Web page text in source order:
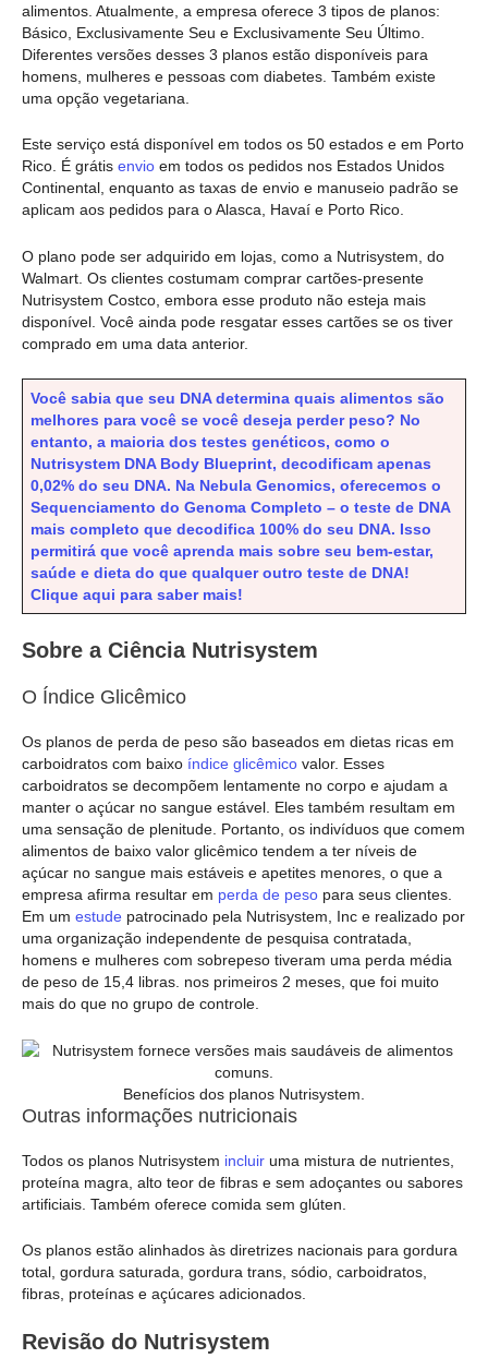
alimentos. Atualmente, a empresa oferece 3 tipos de planos:
Básico, Exclusivamente Seu e Exclusivamente Seu Último.
Diferentes versões desses 3 planos estão disponíveis para
homens, mulheres e pessoas com diabetes. Também existe
uma opção vegetariana.
Este serviço está disponível em todos os 50 estados e em Porto
Rico. É grátis envio em todos os pedidos nos Estados Unidos
Continental, enquanto as taxas de envio e manuseio padrão se
aplicam aos pedidos para o Alasca, Havaí e Porto Rico.
O plano pode ser adquirido em lojas, como a Nutrisystem, do
Walmart. Os clientes costumam comprar cartões-presente
Nutrisystem Costco, embora esse produto não esteja mais
disponível. Você ainda pode resgatar esses cartões se os tiver
comprado em uma data anterior.
Você sabia que seu DNA determina quais alimentos são
melhores para você se você deseja perder peso? No
entanto, a maioria dos testes genéticos, como o
Nutrisystem DNA Body Blueprint, decodificam apenas
0,02% do seu DNA. Na Nebula Genomics, oferecemos o
Sequenciamento do Genoma Completo – o teste de DNA
mais completo que decodifica 100% do seu DNA. Isso
permitirá que você aprenda mais sobre seu bem-estar,
saúde e dieta do que qualquer outro teste de DNA!
Clique aqui para saber mais!
Sobre a Ciência Nutrisystem
O Índice Glicêmico
Os planos de perda de peso são baseados em dietas ricas em
carboidratos com baixo índice glicêmico valor. Esses
carboidratos se decompõem lentamente no corpo e ajudam a
manter o açúcar no sangue estável. Eles também resultam em
uma sensação de plenitude. Portanto, os indivíduos que comem
alimentos de baixo valor glicêmico tendem a ter níveis de
açúcar no sangue mais estáveis e apetites menores, o que a
empresa afirma resultar em perda de peso para seus clientes.
Em um estude patrocinado pela Nutrisystem, Inc e realizado por
uma organização independente de pesquisa contratada,
homens e mulheres com sobrepeso tiveram uma perda média
de peso de 15,4 libras. nos primeiros 2 meses, que foi muito
mais do que no grupo de controle.
Benefícios dos planos Nutrisystem.
Outras informações nutricionais
Todos os planos Nutrisystem incluir uma mistura de nutrientes,
proteína magra, alto teor de fibras e sem adoçantes ou sabores
artificiais. Também oferece comida sem glúten.
Os planos estão alinhados às diretrizes nacionais para gordura
total, gordura saturada, gordura trans, sódio, carboidratos,
fibras, proteínas e açúcares adicionados.
Revisão do Nutrisystem